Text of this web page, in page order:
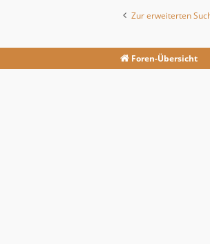
Zur erweiterten
Foren-Übersicht